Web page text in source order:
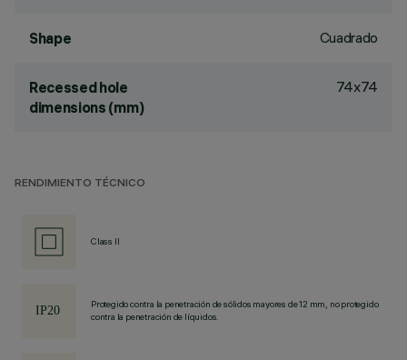
Shape Cuadrado
Recessed hole
dimensions (mm)
74x74
RENDIMIENTO TÉCNICO
Class II
Protegido contra la penetración de sólidos mayores de 12 mm, no protegido
contra la penetración de líquidos.